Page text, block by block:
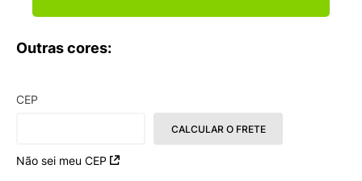
Outras cores:
CEP
Não sei meu CEP
CALCULAR O FRETE